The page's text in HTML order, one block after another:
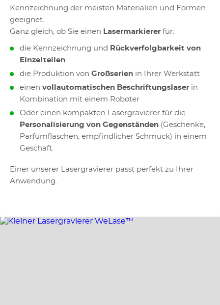
Kennzeichnung der meisten Materialien und Formen
geeignet.
Ganz gleich, ob Sie einen Lasermarkierer für:
die Kennzeichnung und Rückverfolgbarkeit von
Einzelteilen
die Produktion von Großserien in Ihrer Werkstatt
einen vollautomatischen Beschriftungslaser in
Kombination mit einem Roboter
Oder einen kompakten Lasergravierer für die
Personalisierung von Gegenständen (Geschenke,
Parfümflaschen, empfindlicher Schmuck) in einem
Geschäft.
Einer unserer Lasergravierer passt perfekt zu Ihrer
Anwendung.